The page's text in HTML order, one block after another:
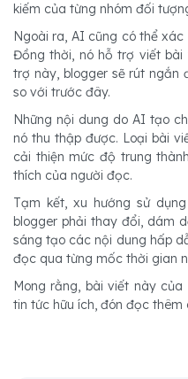
kiếm của từng nhóm đối
Ngoài ra, AI cũng có thể
Đồng thời, nó hỗ trợ viết
trợ này, blogger sẽ rút ngắn
so với trước đây.
Những nội dung do AI tạo
nó thu thập được. Loại bài
cải thiện mức độ trung
thích của người đọc.
Tạm kết, xu hướng sử
blogger phải thay đổi, dám
sáng tạo các nội dung hấp
đọc qua từng mốc thời gian
Mong rằng, bài viết này
tin tức hữu ích, đón đọc